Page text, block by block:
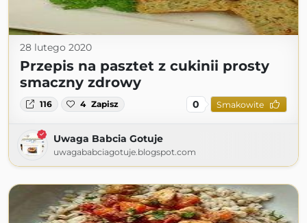
28 lutego 2020
Przepis na pasztet z cukinii prosty
smaczny zdrowy
116 4 Zapisz 0 Smakowite
Uwaga Babcia Gotuje
uwagababciagotuje.blogspot.com